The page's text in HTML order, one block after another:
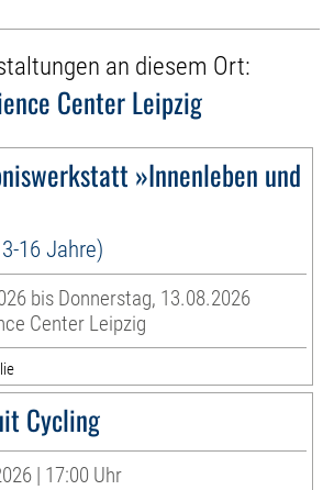
an diesem Ort:
Center Leipzig
»Innenleben und
16 Jahre)
bis Donnerstag, 13.08.2026
Center Leipzig
Cycling
| 17:00 Uhr